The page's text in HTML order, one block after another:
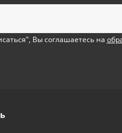
Вы соглашаетесь на